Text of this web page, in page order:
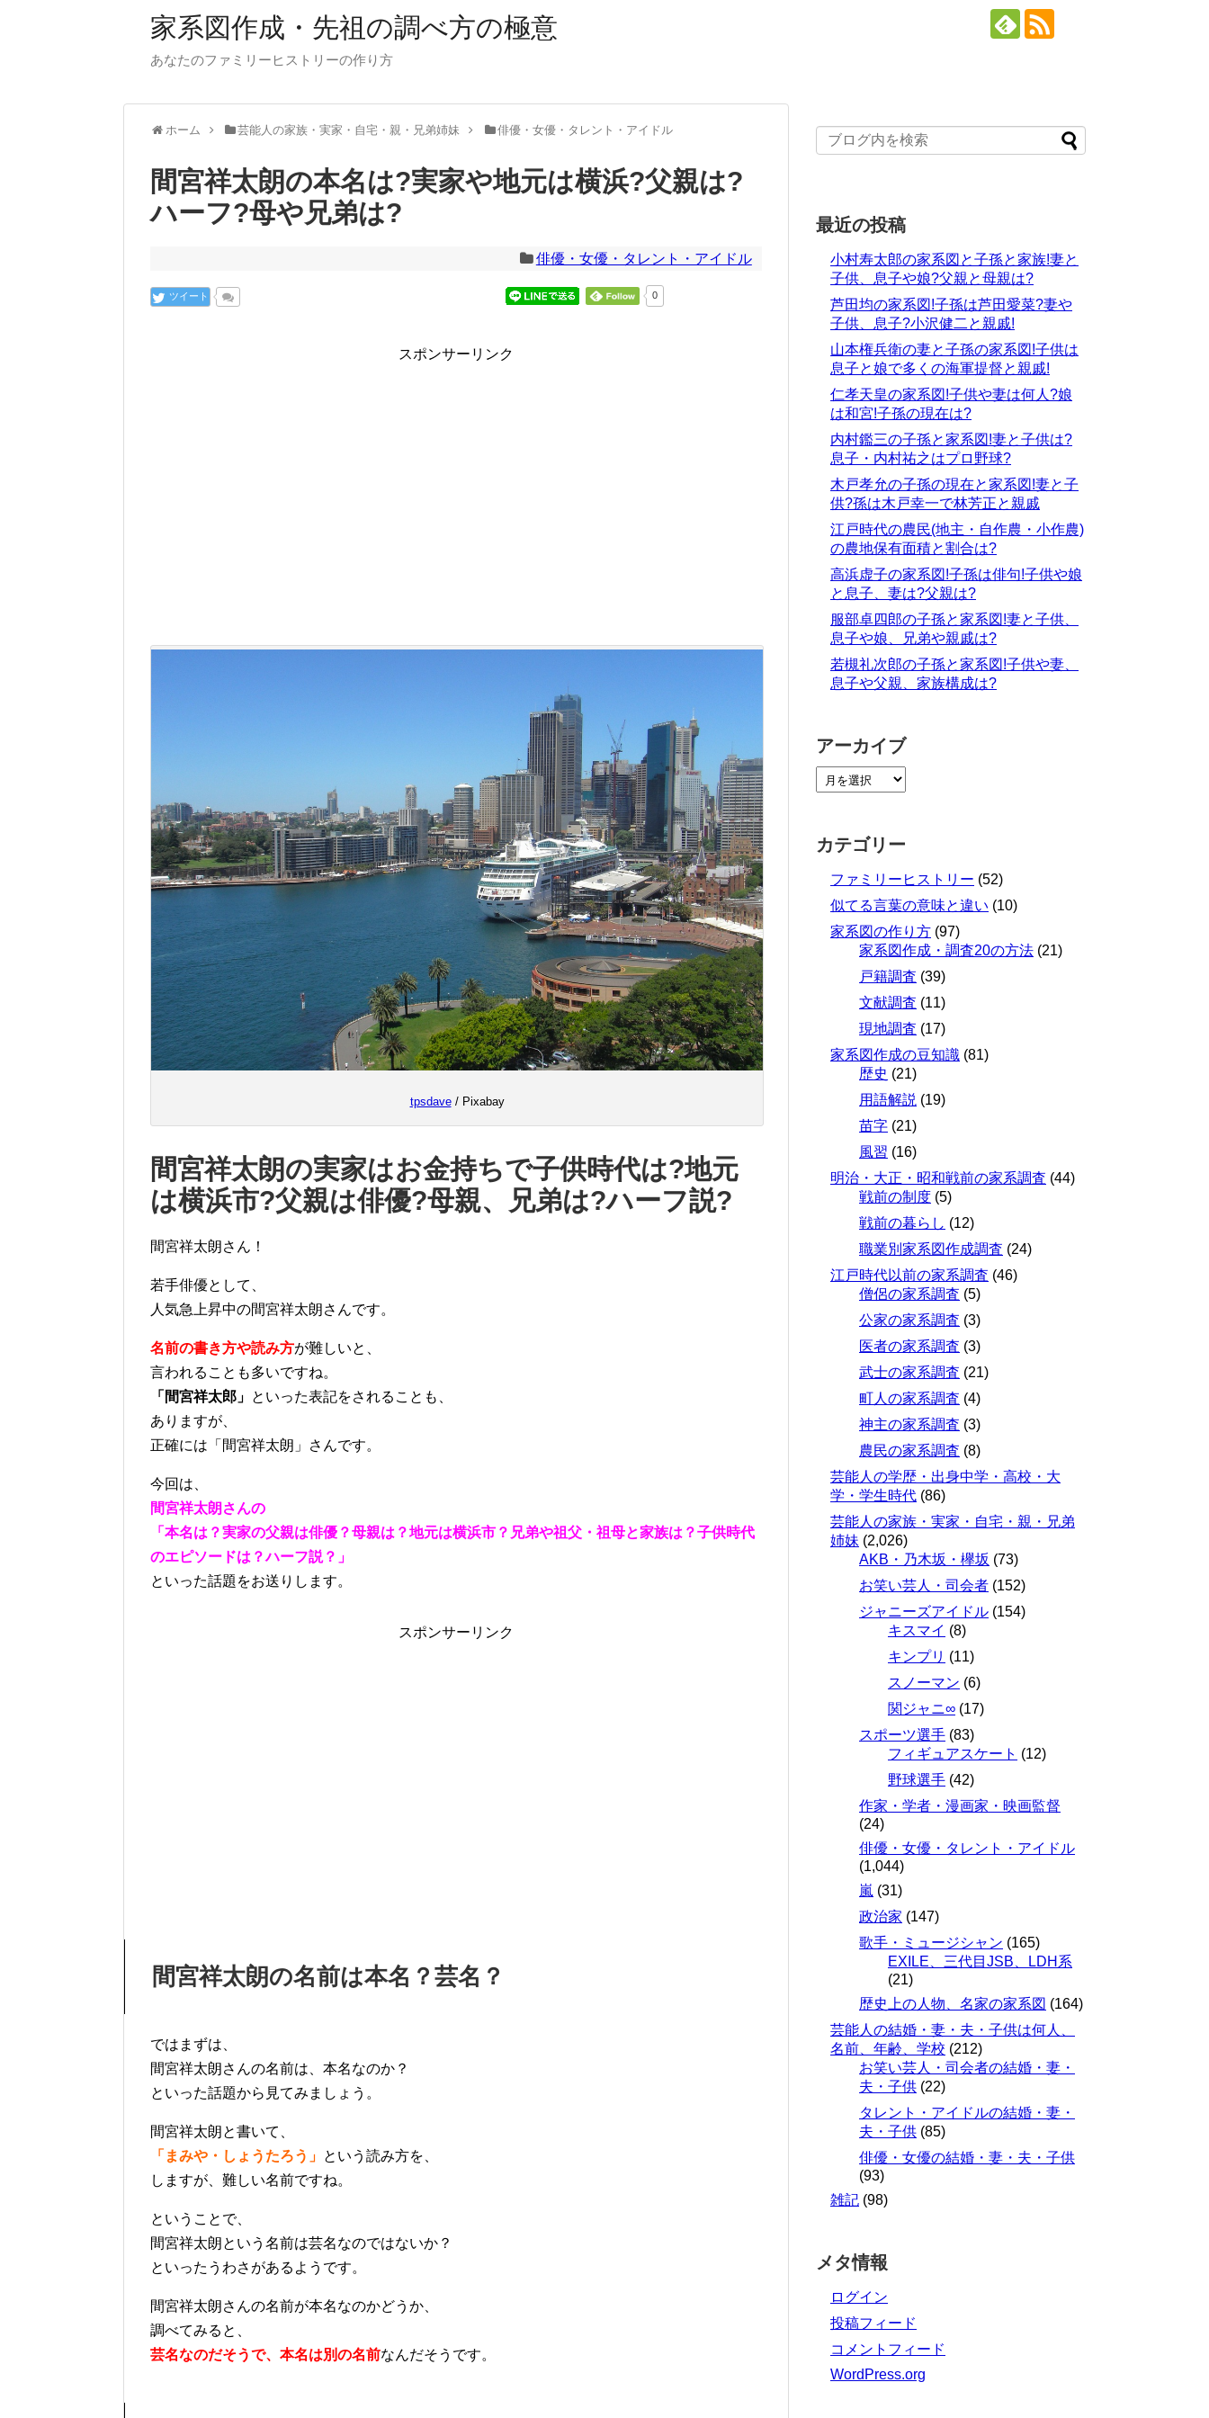
家系図作成・先祖の調べ方の極意
あなたのファミリーヒストリーの作り方
ホーム 芸能人の家族・実家・自宅・親・兄弟姉妹 俳優・女優・タレント・アイドル
間宮祥太朗の本名は?実家や地元は横浜?父親は?
ハーフ?母や兄弟は?
俳優・女優・タレント・アイドル
ツイート 0
スポンサーリンク
tpsdave/ Pixabay
間宮祥太朗の実家はお金持ちで子供時代は?地元
は横浜市?父親は俳優?母親、兄弟は?ハーフ説?
間宮祥太朗さん！
若手俳優として、
人気急上昇中の間宮祥太朗さんです。
名前の書き方や読み方が難しいと、
言われることも多いですね。
「間宮祥太郎」 といった表記をされることも、
ありますが、
正確には「間宮祥太朗」さんです。
今回は、
間宮祥太朗さんの
「本名は？実家の父親は俳優？母親は？地元は横浜市？兄弟や祖父・祖母と家族は？子供時代
のエピソードは？ハーフ説？」
といった話題をお送りします。
スポンサーリンク
間宮祥太朗の名前は本名？芸名？
ではまずは、
間宮祥太朗さんの名前は、本名なのか？
といった話題から見てみましょう。
間宮祥太朗と書いて、
「まみや・しょうたろう」 という読み方を、
しますが、難しい名前ですね。
ということで、
間宮祥太朗という名前は芸名なのではないか？
といったうわさがあるようです。
間宮祥太朗さんの名前が本名なのかどうか、
調べてみると、
芸名なのだそうで、本名は別の名前なんだそうです。
最近の投稿
小村寿太郎の家系図と子孫と家族!妻と
子供、息子や娘?父親と母親は?
芦田均の家系図!子孫は芦田愛菜?妻や
子供、息子?小沢健二と親戚!
山本権兵衛の妻と子孫の家系図!子供は
息子と娘で多くの海軍提督と親戚!
仁孝天皇の家系図!子供や妻は何人?娘
は和宮!子孫の現在は?
内村鑑三の子孫と家系図!妻と子供は?
息子・内村祐之はプロ野球?
木戸孝允の子孫の現在と家系図!妻と子
供?孫は木戸幸一で林芳正と親戚
江戸時代の農民(地主・自作農・小作農)
の農地保有面積と割合は?
高浜虚子の家系図!子孫は俳句!子供や娘
と息子、妻は?父親は?
服部卓四郎の子孫と家系図!妻と子供、
息子や娘、兄弟や親戚は?
若槻礼次郎の子孫と家系図!子供や妻、
息子や父親、家族構成は?
アーカイブ
カテゴリー
ファミリーヒストリー (52)
似てる言葉の意味と違い (10)
家系図の作り方 (97)
家系図作成・調査20の方法 (21)
戸籍調査 (39)
文献調査 (11)
現地調査 (17)
家系図作成の豆知識 (81)
歴史 (21)
用語解説 (19)
苗字 (21)
風習 (16)
明治・大正・昭和戦前の家系調査 (44)
戦前の制度 (5)
戦前の暮らし (12)
職業別家系図作成調査 (24)
江戸時代以前の家系調査 (46)
僧侶の家系調査 (5)
公家の家系調査 (3)
医者の家系調査 (3)
武士の家系調査 (21)
町人の家系調査 (4)
神主の家系調査 (3)
農民の家系調査 (8)
芸能人の学歴・出身中学・高校・大
学・学生時代 (86)
芸能人の家族・実家・自宅・親・兄弟
姉妹 (2,026)
AKB・乃木坂・欅坂 (73)
お笑い芸人・司会者 (152)
ジャニーズアイドル (154)
キスマイ (8)
キンプリ (11)
スノーマン (6)
関ジャニ∞ (17)
スポーツ選手 (83)
フィギュアスケート (12)
野球選手 (42)
作家・学者・漫画家・映画監督
(24)
俳優・女優・タレント・アイドル
(1,044)
嵐 (31)
政治家 (147)
歌手・ミュージシャン (165)
EXILE、三代目JSB、LDH系
(21)
歴史上の人物、名家の家系図 (164)
芸能人の結婚・妻・夫・子供は何人、
名前、年齢、学校 (212)
お笑い芸人・司会者の結婚・妻・
夫・子供 (22)
タレント・アイドルの結婚・妻・
夫・子供 (85)
俳優・女優の結婚・妻・夫・子供
(93)
雑記 (98)
メタ情報
ログイン
投稿フィード
コメントフィード
WordPress.org